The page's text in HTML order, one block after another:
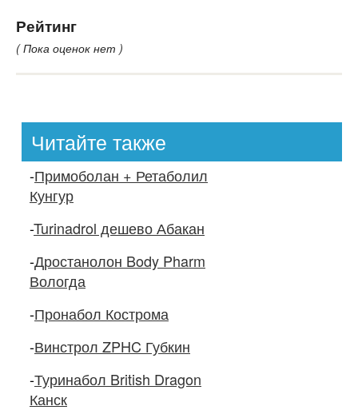
Рейтинг
( Пока оценок нет )
Читайте также
-Примоболан + Ретаболил
Кунгур
-Turinadrol дешево Абакан
-Дростанолон Body Pharm
Вологда
-Пронабол Кострома
-Винстрол ZPHC Губкин
-Туринабол British Dragon
Канск